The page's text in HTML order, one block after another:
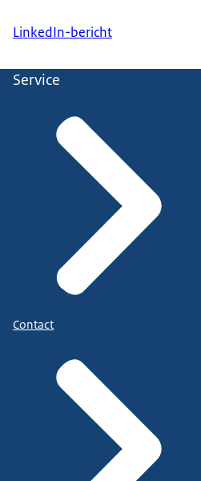
LinkedIn-bericht
Service
Contact